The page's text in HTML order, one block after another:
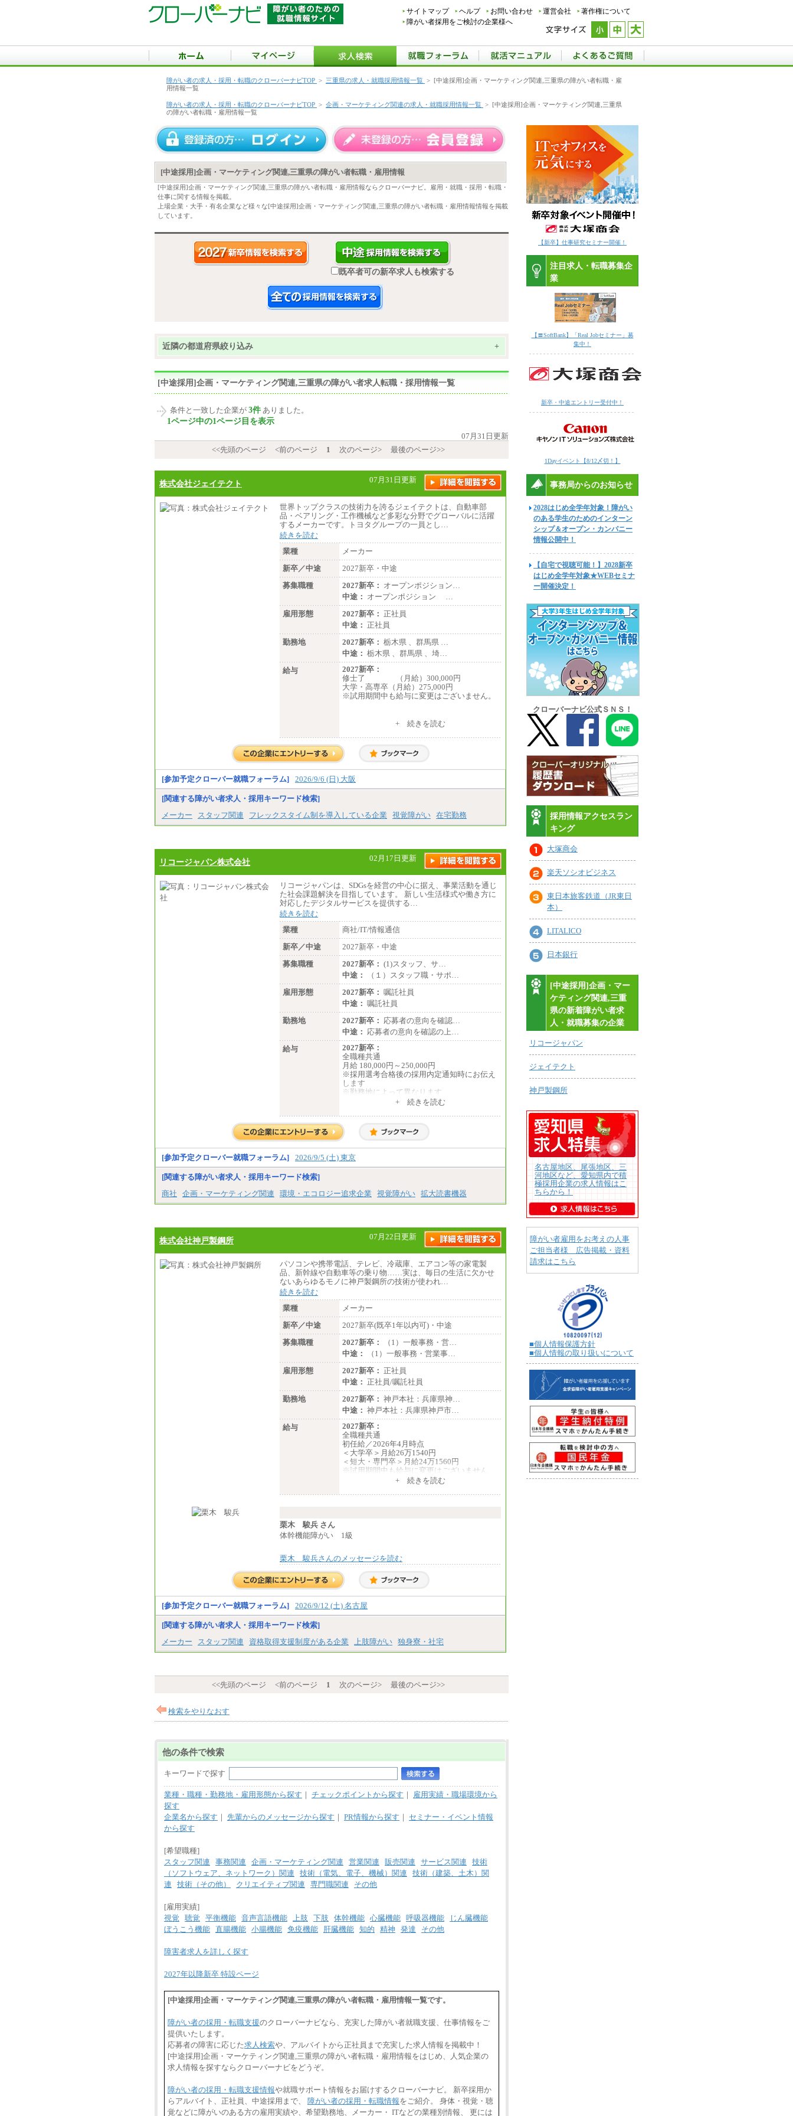
サイトマップ ヘルプ お問い合わせ 運営会社
著作権について
障がい者採用をご検討の企業様へ
障がい者の求人・採用・転職のクローバーナビTOP > 三重県の求人・就職採用情報一覧 > [中途採用]企画・マーケティング関連,三重県の障がい者転職・雇
用情報一覧
障がい者の求人・採用・転職のクローバーナビTOP > 企画・マーケティング関連の求人・就職採用情報一覧 > [中途採用]企画・マーケティング関連,三重県
の障がい者転職・雇用情報一覧
[中途採用]企画・マーケティング関連,三重県の障がい者転職・雇用情報
[中途採用]企画・マーケティング関連,三重県の障がい者転職・雇用情報ならクローバーナビ。雇用・就職・採用・転職・
仕事に関する情報を掲載。
上場企業・大手・有名企業など様々な[中途採用]企画・マーケティング関連,三重県の障がい者転職・雇用情報情報を掲載
しています。
既卒者可の新卒求人も検索する
近隣の都道府県絞り込み +
[中途採用]企画・マーケティング関連,三重県の障がい者求人転職・採用情報一覧
条件と一致した企業が 3件 ありました。
1ページ中の1ページ目を表示
07月31日更新
<<先頭のページ
<前のページ 1 次のページ> 最後のページ>>
株式会社ジェイテクト 07月31日更新
世界トップクラスの技術力を誇るジェイテクトは、自動車部
品・ベアリング・工作機械など多彩な分野でグローバルに活躍
するメーカーです。トヨタグループの一員とし…
続きを読む
業種
メーカー
新卒／中途
2027新卒・中途
募集職種
2027新卒： オープンポジション…
中途： オープンポジション …
雇用形態
2027新卒： 正社員
中途： 正社員
勤務地
2027新卒： 栃木県 、群馬県 …
中途： 栃木県 、群馬県 、埼…
給与
2027新卒：
修士了 （月給）300,000円
大学・高専卒（月給）275,000円
※試用期間中も給与に変更はございません。
修士了 （月給）300,000円
大学・高専卒（月給）275,000円
※試用期間中も給与に変更はございません。
+ 続きを読む
[参加予定クローバー就職フォーラム] 2026/9/6 (日) 大阪
[関連する障がい者求人・採用キーワード検索]
メーカー
スタッフ関連 フレックスタイム制を導入している企業 視覚障がい 在宅勤務
リコージャパン株式会社 02月17日更新
リコージャパンは、SDGsを経営の中心に据え、事業活動を通じ
た社会課題解決を目指しています。 新しい生活様式や働き方に
対応したデジタルサービスを提供する…
続きを読む
業種
商社/IT/情報通信
新卒／中途
2027新卒・中途
募集職種
2027新卒： (1)スタッフ、サ…
中途：
（１）スタッフ職・サポ…
雇用形態
2027新卒： 嘱託社員
中途： 嘱託社員
勤務地
2027新卒： 応募者の意向を確認…
中途： 応募者の意向を確認の上…
給与
2027新卒：
全職種共通
月給 180,000円～250,000円
※採用選考合格後の採用内定通知時にお伝え
します
※勤務地によって異なります
全職種共通
月給 200,000円～250,000円
入社時の処遇は経験・能力を考慮の上、当社
具体的な金額は採用選考合格後に採用内定通
知時にお伝えします。
+ 続きを読む
[参加予定クローバー就職フォーラム] 2026/9/5 (土) 東京
[関連する障がい者求人・採用キーワード検索]
商社
企画・マーケティング関連 環境・エコロジー追求企業 視覚障がい 拡大読書機器
株式会社神戸製鋼所 07月22日更新
パソコンや携帯電話、テレビ、冷蔵庫、エアコン等の家電製
品、新幹線や自動車等の乗り物……実は、毎日の生活に欠かせ
ないあらゆるモノに神戸製鋼所の技術が使われ…
続きを読む
業種
メーカー
新卒／中途
2027新卒(既卒1年以内可)・中途
募集職種
2027新卒：
（1）一般事務・営…
中途：
（1）一般事務・営業事…
雇用形態
2027新卒： 正社員
中途： 正社員/嘱託社員
勤務地
2027新卒： 神戸本社：兵庫県神…
中途： 神戸本社：兵庫県神戸市…
給与
2027新卒：
全職種共通
初任給／2026年4月時点
＜大学卒＞月給26万1540円
＜短大・専門卒＞月給24万1560円
※試用期間中も給与に変更はございません
月給24万円～
+ 続きを読む
栗木 駿兵 さん
体幹機能障がい 1級
栗木 駿兵さんのメッセージを読む
[参加予定クローバー就職フォーラム] 2026/9/12 (土) 名古屋
[関連する障がい者求人・採用キーワード検索]
メーカー
スタッフ関連 資格取得支援制度がある企業 上肢障がい 独身寮・社宅
<<先頭のページ <前のページ 1 次のページ> 最後のページ>>
検索をやりなおす
他の条件で検索
キーワードで探す
業種・職種・勤務地・雇用形態から探す ｜ チェックポイントから探す ｜ 雇用実績・職場環境から
探す
企業名から探す ｜ 先輩からのメッセージから探す ｜ PR情報から探す ｜ セミナー・イベント情報
から探す
[希望職種]
スタッフ関連
事務関連 企画・マーケティング関連 営業関連 販売関連 サービス関連
技術
（ソフトウェア、ネットワーク）関連
技術（電気、電子、機械）関連
技術（建築、土木）関
連
技術（その他） クリエイティブ関連 専門職関連 その他
[雇用実績]
視覚
聴覚 平衡機能 音声言語機能 上肢 下肢 体幹機能 心臓機能 呼吸器機能
じん臓機能
ぼうこう機能 直腸機能 小腸機能 免疫機能 肝臓機能 知的 精神 発達 その他
障害者求人を詳しく探す
2027年以降新卒 特設ページ
[中途採用]企画・マーケティング関連,三重県の障がい者転職・雇用情報一覧です。
障がい者の採用・転職支援のクローバーナビなら、充実した障がい者就職支援、仕事情報をご
提供いたします。
応募者の障害に応じた求人検索や、アルバイトから正社員まで充実した求人情報を掲載中！
[中途採用]企画・マーケティング関連,三重県の障がい者転職・雇用情報をはじめ、人気企業の
求人情報を探すならクローバーナビをどうぞ。
障がい者の採用・転職支援情報や就職サポート情報をお届けするクローバーナビ。 新卒採用か
らアルバイト、正社員、中途採用まで、 障がい者の採用・転職情報をご紹介。 身体・視覚・聴
覚などに障がいのある方の雇用実績や、希望勤務地、メーカー・ ITなどの業種別情報、 更には
【新卒】仕事研究セミナー開催！
注目求人・転職募集企
業
【〓SoftBank】「Real Jobセミナー」募
集中！
新卒・中途エントリー受付中！
1Dayイベント【8/12〆切！】
事務局からのお知らせ
2028はじめ全学年対象！障がい
のある学生のためのインターン
シップ＆オープン・カンパニー
情報公開中！
【自宅で視聴可能！】2028新卒
はじめ全学年対象★WEBセミナ
ー開催決定！
クローバーナビ公式ＳＮＳ！
採用情報アクセスラン
キング
大塚商会
楽天ソシオビジネス
東日本旅客鉄道（JR東日
本）
LITALICO
日本銀行
[中途採用]企画・マー
ケティング関連,三重
県の新着障がい者求
人・就職募集の企業
リコージャパン
ジェイテクト
神戸製鋼所
名古屋地区、尾張地区、三
河地区など、愛知県内で積
極採用企業の求人情報はこ
ちらから！
障がい者雇用をお考えの人事
ご担当者様 広告掲載・資料
請求はこちら
■個人情報保護方針
■個人情報の取り扱いについて